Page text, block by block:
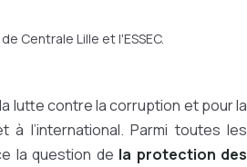
Centrale Lille et l'ESSEC.
lutte contre la corruption et pour la
à l’international. Parmi toutes les
la question de la protection des